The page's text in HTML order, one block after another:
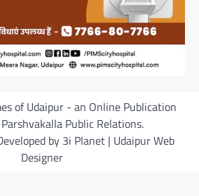
of Udaipur - an Online Publication
Public Relations.
by 3i Planet | Udaipur Web
Designer